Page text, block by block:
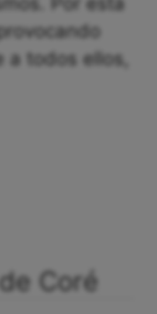
a todos ellos,
Coré